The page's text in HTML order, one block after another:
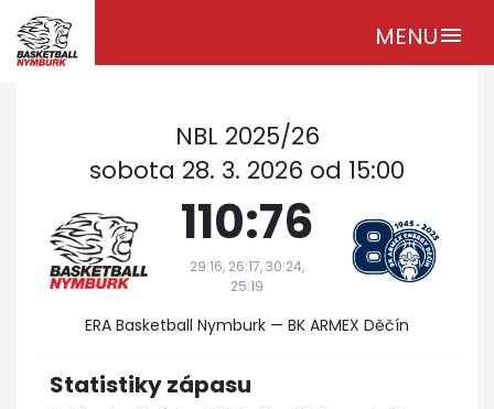
MENUmenu
NBL 2025/26
sobota 28. 3. 2026 od 15:00
110:76
29:16, 26:17, 30:24,
25:19
ERA Basketball Nymburk — BK ARMEX Děčín
Statistiky zápasu